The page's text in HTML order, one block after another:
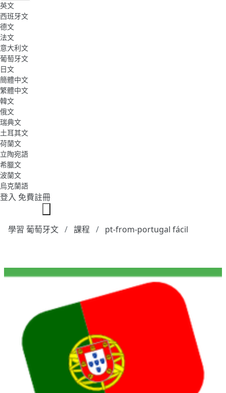
英文
西班牙文
德文
法文
意大利文
葡萄牙文
日文
簡體中文
繁體中文
韓文
俄文
瑞典文
土耳其文
荷蘭文
立陶宛語
希臘文
波蘭文
烏克蘭語
登入 免費註冊
學習 葡萄牙文 課程 pt-from-portugal fácil